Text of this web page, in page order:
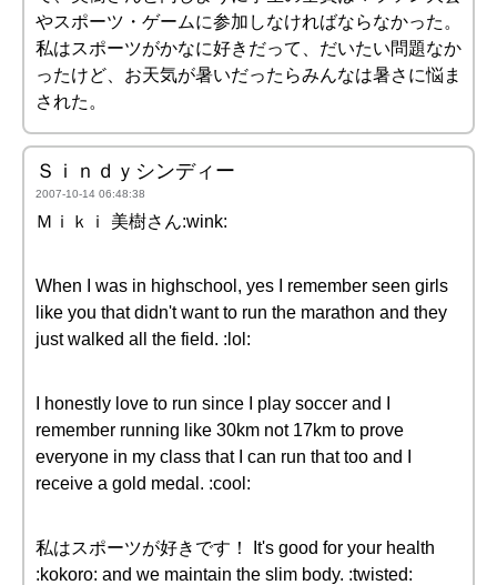
やスポーツ・ゲームに参加しなければならなかった。
私はスポーツがかなに好きだって、だいたい問題なか
ったけど、お天気が暑いだったらみんなは暑さに悩ま
された。
Ｓｉｎｄｙシンディー
2007-10-14 06:48:38
Ｍｉｋｉ 美樹さん:wink:
When I was in highschool, yes I remember seen girls
like you that didn't want to run the marathon and they
just walked all the field. :lol:
I honestly love to run since I play soccer and I
remember running like 30km not 17km to prove
everyone in my class that I can run that too and I
receive a gold medal. :cool:
私はスポーツが好きです！ It's good for your health
:kokoro: and we maintain the slim body. :twisted: